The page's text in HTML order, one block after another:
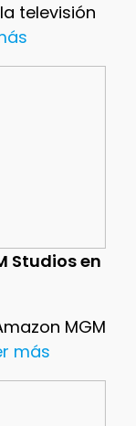
televisión
Studios en
MGM
más